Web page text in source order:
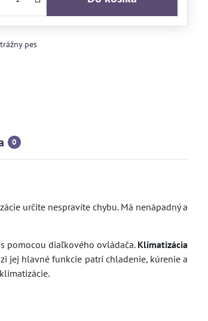
pes
0
určite nespravíte chybu. Má nenápadný a
pomocou diaľkového ovládača.Klimatizácia
jej hlavné funkcie patrí chladenie, kúrenie a